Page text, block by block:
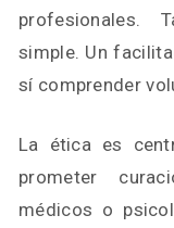
profesionales.
simple. Un
sí comprender
La ética es
prometer
médicos o